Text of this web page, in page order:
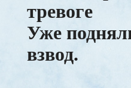
тревоге
Уже
взвод.